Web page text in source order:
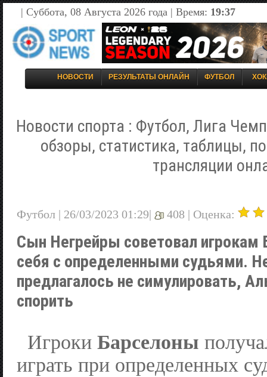
| Суббота, 08 Августа 2026 года | Время: 19:37
НОВОСТИ РЕЗУЛЬТАТЫ ОНЛАЙН ФУТБОЛ
Новости спорта : Футбол, Лига
обзоры, статистика, таблицы,
трансляции
Футбол | 26/03/2023 01:29| 408 | Оценка:
Сын Негрейры советовал игрокам
себя с определенными судьями.
предлагалось не симулировать,
спорить
Игроки Барселоны
играть при определенных